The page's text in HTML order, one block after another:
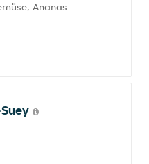
Ananas